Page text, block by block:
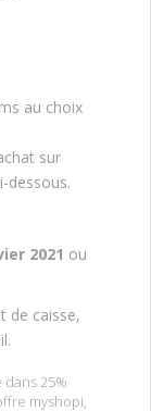
au choix
sur
dessous.
2021 ou
de caisse,
dans25%
myshopi,